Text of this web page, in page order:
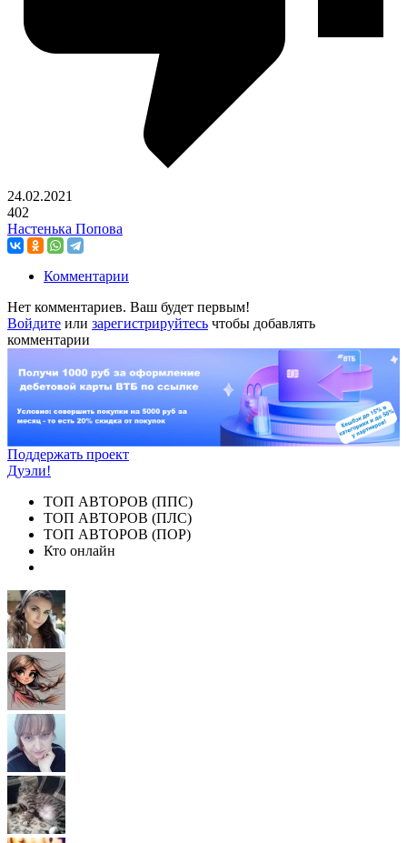
24.02.2021
402
Настенька Попова
Комментарии
Нет комментариев. Ваш будет первым!
Войдите или зарегистрируйтесь чтобы добавлять
комментарии
Поддержать проект
Дуэли!
ТОП АВТОРОВ (ППС)
ТОП АВТОРОВ (ПЛС)
ТОП АВТОРОВ (ПОР)
Кто онлайн